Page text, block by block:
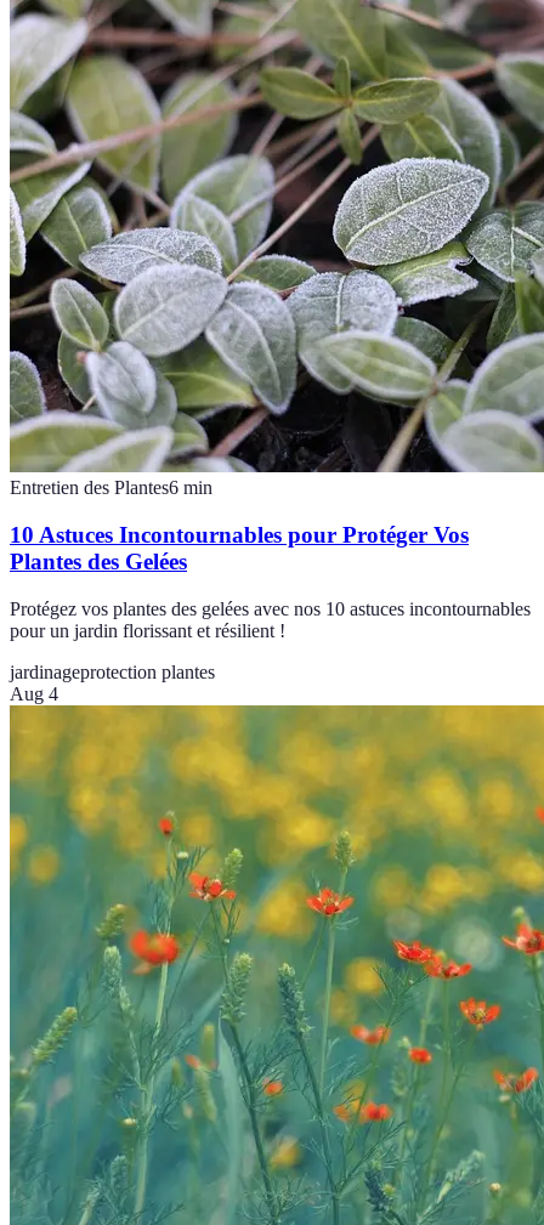
Entretien des Plantes6 min
10 Astuces Incontournables pour Protéger Vos
Plantes des Gelées
Protégez vos plantes des gelées avec nos 10 astuces incontournables
pour un jardin florissant et résilient !
jardinageprotection plantes
Aug 4